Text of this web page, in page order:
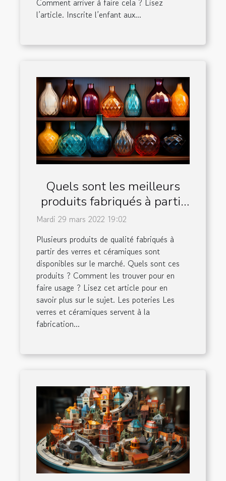
l’article. Inscrite l’enfant aux...
Quels sont les meilleurs
produits fabriqués à partir
des verres et céramiques?
Mardi 29 mars 2022 19:02
Plusieurs produits de qualité fabriqués à
partir des verres et céramiques sont
disponibles sur le marché. Quels sont ces
produits ? Comment les trouver pour en
faire usage ? Lisez cet article pour en
savoir plus sur le sujet. Les poteries Les
verres et céramiques servent à la
fabrication...